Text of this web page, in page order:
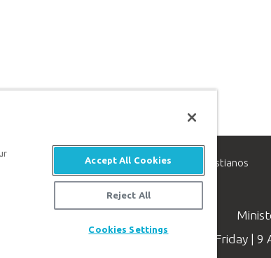
de apologética, dedicado a ayudar a los cristianos
de Jesucristo.
Available Monday–Friday | 9
Accept All Cookies
Reject All
Cookies Settings